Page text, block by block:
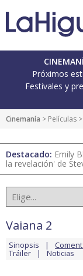
Próximos
Festivales y
Cinemanía > Películas >
Destacado: Emily
la revelación' de
Vaiana 2
Sinopsis
Tráiler Noticias